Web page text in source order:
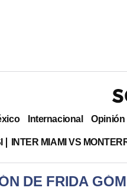
Internacional Opinión
INTER MIAMI VS
DE FRIDA